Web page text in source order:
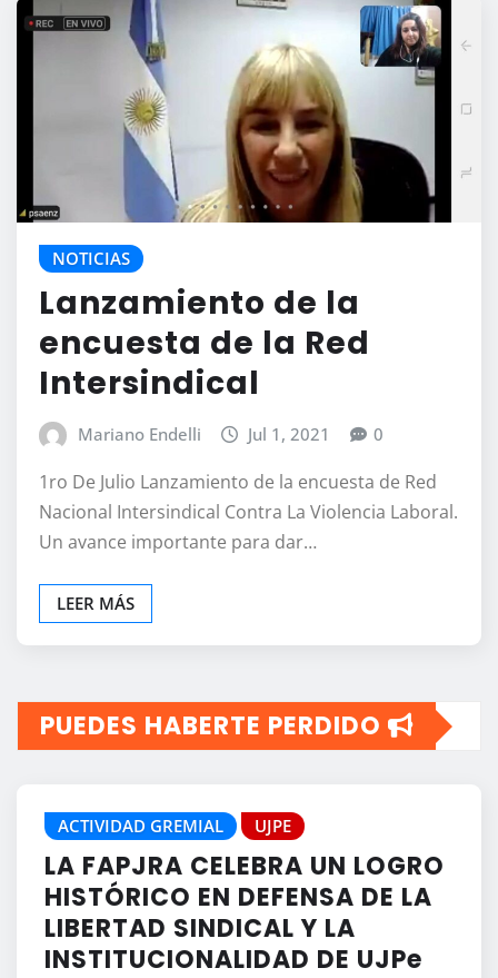
NOTICIAS
Lanzamiento de la
encuesta de la Red
Intersindical
Mariano Endelli Jul 1, 2021 0
1ro De Julio Lanzamiento de la encuesta de Red
Nacional Intersindical Contra La Violencia Laboral.
Un avance importante para dar…
LEER MÁS
PUEDES HABERTE PERDIDO
ACTIVIDAD GREMIAL UJPE
LA FAPJRA CELEBRA UN LOGRO
HISTÓRICO EN DEFENSA DE LA
LIBERTAD SINDICAL Y LA
INSTITUCIONALIDAD DE UJPe